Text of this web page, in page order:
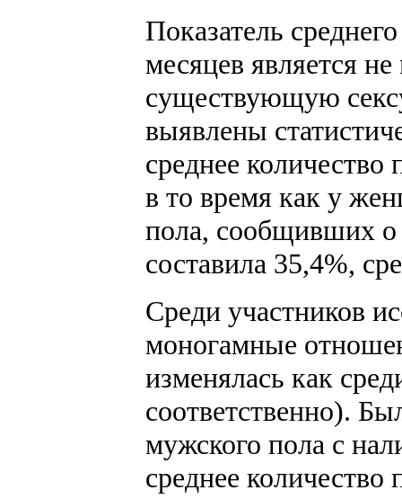
Показатель
месяцев является
существующую
выявлены
среднее
в то время как у
пола, сообщивших о
составила 35,4%,
Среди участников
моногамные
изменялась как
соответственно).
мужского пола с
среднее